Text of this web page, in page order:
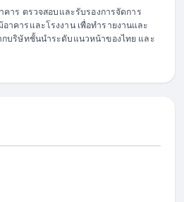
าร ตรวจสอบและรับรองการจัดการ
าคารและโรงงาน เพื่อทำรายงานและ
กบริษัทชั้นนำระดับแนวหน้าของไทย และ